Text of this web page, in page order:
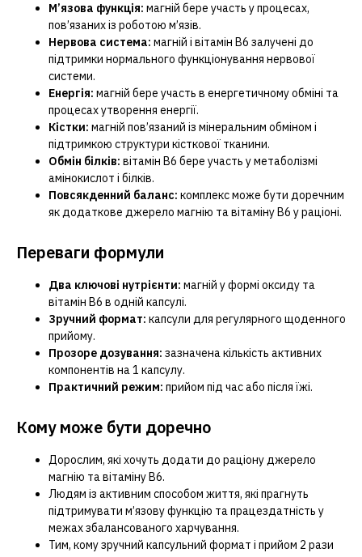
М’язова функція: магній бере участь у процесах,
пов’язаних із роботою м’язів.
Нервова система: магній і вітамін B6 залучені до
підтримки нормального функціонування нервової
системи.
Енергія: магній бере участь в енергетичному обміні та
процесах утворення енергії.
Кістки: магній пов’язаний із мінеральним обміном і
підтримкою структури кісткової тканини.
Обмін білків: вітамін B6 бере участь у метаболізмі
амінокислот і білків.
Повсякденний баланс: комплекс може бути доречним
як додаткове джерело магнію та вітаміну B6 у раціоні.
Переваги формули
Два ключові нутрієнти: магній у формі оксиду та
вітамін B6 в одній капсулі.
Зручний формат: капсули для регулярного щоденного
прийому.
Прозоре дозування: зазначена кількість активних
компонентів на 1 капсулу.
Практичний режим: прийом під час або після їжі.
Кому може бути доречно
Дорослим, які хочуть додати до раціону джерело
магнію та вітаміну B6.
Людям із активним способом життя, які прагнуть
підтримувати м’язову функцію та працездатність у
межах збалансованого харчування.
Тим, кому зручний капсульний формат і прийом 2 рази